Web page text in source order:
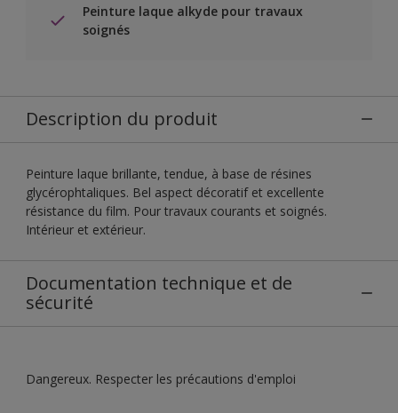
Peinture laque alkyde pour travaux
soignés
Description du produit
Peinture laque brillante, tendue, à base de résines
glycérophtaliques. Bel aspect décoratif et excellente
résistance du film. Pour travaux courants et soignés.
Intérieur et extérieur.
Documentation technique et de
sécurité
Dangereux. Respecter les précautions d'emploi